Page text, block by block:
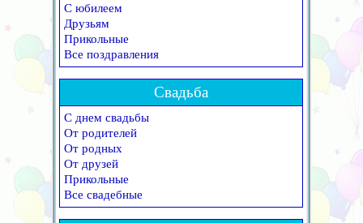
С юбилеем
Друзьям
Прикольные
Все поздравления
Свадьба
С днем свадьбы
От родителей
От родных
От друзей
Прикольные
Все свадебные